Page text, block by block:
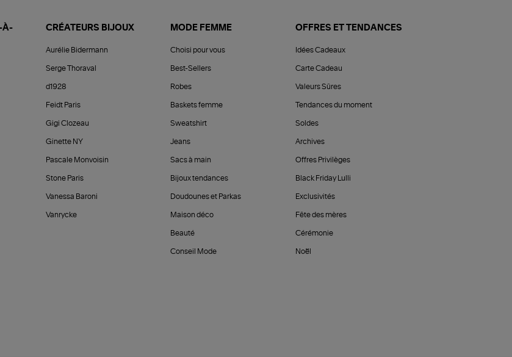
À-
CRÉATEURS BIJOUX
Aurélie Bidermann
Serge Thoraval
d1928
Feidt Paris
Gigi Clozeau
Ginette NY
Pascale Monvoisin
Stone Paris
Vanessa Baroni
Vanrycke
MODE FEMME
Choisi pour vous
Best-Sellers
Robes
Baskets femme
Sweatshirt
Jeans
Sacs à main
Bijoux tendances
Doudounes et Parkas
Maison déco
Beauté
Conseil Mode
OFFRES ET TENDANCES
Idées Cadeaux
Carte Cadeau
Valeurs Sûres
Tendances du moment
Soldes
Archives
Offres Privilèges
Black Friday Lulli
Exclusivités
Fête des mères
Cérémonie
Noël